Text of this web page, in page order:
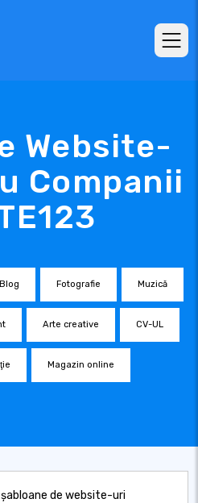
Website-
Companii
Blog Fotografie Muzică
Arte creative CV-UL
Magazin online
de website-uri